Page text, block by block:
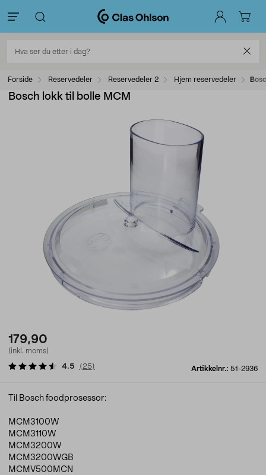
Forside Reservedeler Reservedeler 2 Hjem reservedeler
Bosch lokk til bolle MCM
179,90
(inkl. moms)
Artikkelnr.: 51-2936
4.5 ( 25)
Til Bosch foodprosessor:
MCM3100W
MCM3110W
MCM3200W
MCM3200WGB
MCMV500MCN